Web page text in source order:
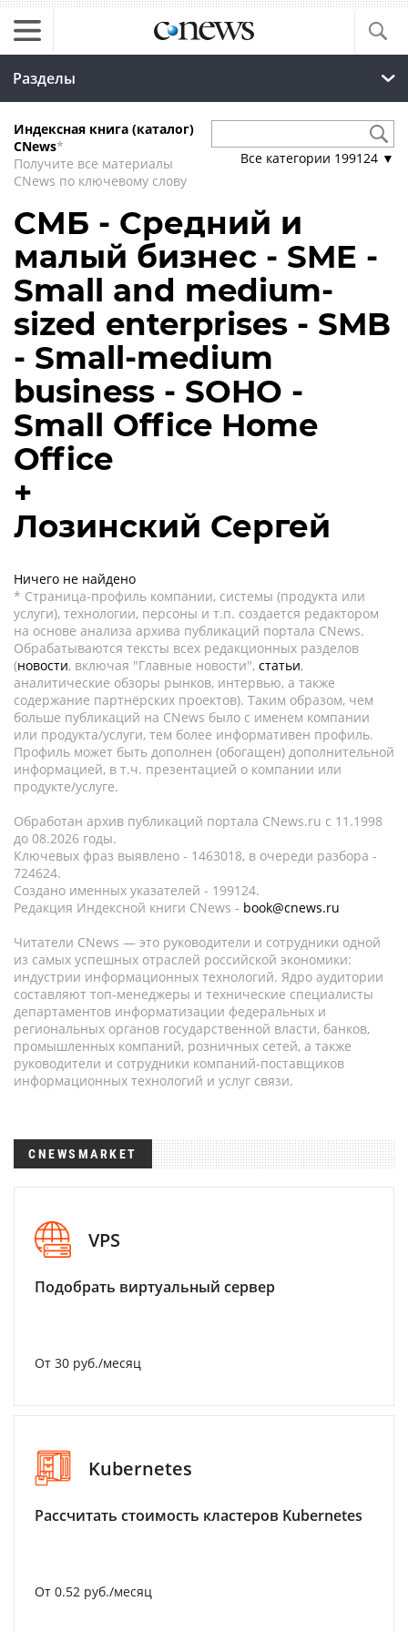
Разделы
Индексная книга (каталог)
CNews*
Получите все материалы
CNews по ключевому слову
Все категории 199124 ▼
СМБ - Средний и
малый бизнес - SME -
Small and medium-
sized enterprises - SMB
- Small-medium
business - SOHO -
Small Office Home
Office
+
Лозинский Сергей
Ничего не найдено
* Страница-профиль компании, системы (продукта или
услуги), технологии, персоны и т.п. создается редактором
на основе анализа архива публикаций портала CNews.
Обрабатываются тексты всех редакционных разделов
(новости, включая "Главные новости", статьи,
аналитические обзоры рынков, интервью, а также
содержание партнёрских проектов). Таким образом, чем
больше публикаций на CNews было с именем компании
или продукта/услуги, тем более информативен профиль.
Профиль может быть дополнен (обогащен) дополнительной
информацией, в т.ч. презентацией о компании или
продукте/услуге.
Обработан архив публикаций портала CNews.ru c 11.1998
до 08.2026 годы.
Ключевых фраз выявлено - 1463018, в очереди разбора -
724624.
Создано именных указателей - 199124.
Редакция Индексной книги CNews - book@cnews.ru
Читатели CNews — это руководители и сотрудники одной
из самых успешных отраслей российской экономики:
индустрии информационных технологий. Ядро аудитории
составляют топ-менеджеры и технические специалисты
департаментов информатизации федеральных и
региональных органов государственной власти, банков,
промышленных компаний, розничных сетей, а также
руководители и сотрудники компаний-поставщиков
информационных технологий и услуг связи.
CNEWSMARKET
VPS
Подобрать виртуальный сервер
От 30 руб./месяц
Kubernetes
Рассчитать стоимость кластеров Kubernetes
От 0.52 руб./месяц